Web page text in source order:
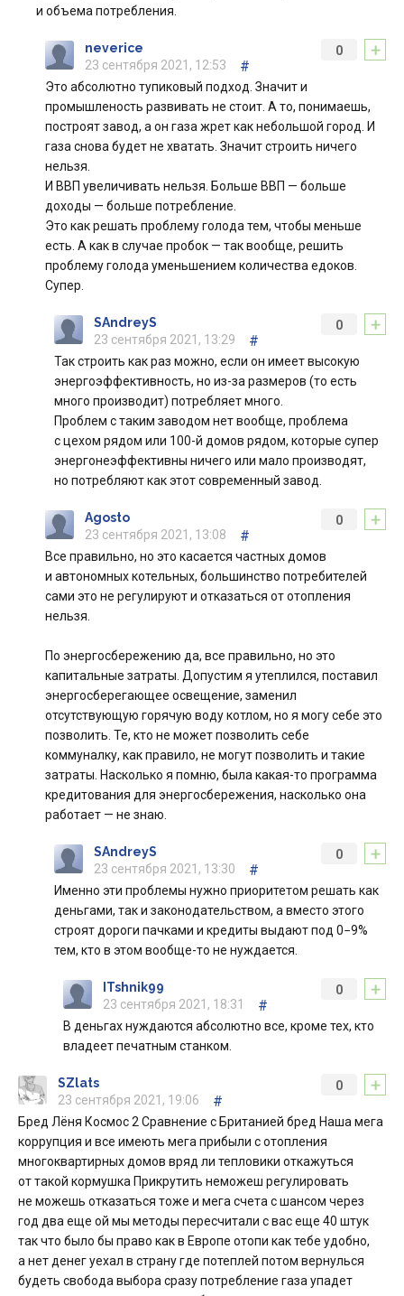
и объема потребления.
+
0
neverice
23 сентября 2021, 12:53
#
Это абсолютно тупиковый подход. Значит и
промышленость развивать не стоит. А то, понимаешь,
построят завод, а он газа жрет как небольшой город. И
газа снова будет не хватать. Значит строить ничего
нельзя.
И ВВП увеличивать нельзя. Больше ВВП — больше
доходы — больше потребление.
Это как решать проблему голода тем, чтобы меньше
есть. А как в случае пробок — так вообще, решить
проблему голода уменьшением количества едоков.
Супер.
+
0
SAndreyS
23 сентября 2021, 13:29
#
Так строить как раз можно, если он имеет высокую
энергоэффективность, но из-за размеров (то есть
много производит) потребляет много.
Проблем с таким заводом нет вообще, проблема
с цехом рядом или 100-й домов рядом, которые супер
энергонеэффективны ничего или мало производят,
но потребляют как этот современный завод.
+
0
Agosto
23 сентября 2021, 13:08
#
Все правильно, но это касается частных домов
и автономных котельных, большинство потребителей
сами это не регулируют и отказаться от отопления
нельзя.
По энергосбережению да, все правильно, но это
капитальные затраты. Допустим я утеплился, поставил
энергосберегающее освещение, заменил
отсутствующую горячую воду котлом, но я могу себе это
позволить. Те, кто не может позволить себе
коммуналку, как правило, не могут позволить и такие
затраты. Насколько я помню, была какая-то программа
кредитования для энергосбережения, насколько она
работает — не знаю.
+
0
SAndreyS
23 сентября 2021, 13:30
#
Именно эти проблемы нужно приоритетом решать как
деньгами, так и законодательством, а вместо этого
строят дороги пачками и кредиты выдают под 0−9%
тем, кто в этом вообще-то не нуждается.
+
0
ITshnik99
23 сентября 2021, 18:31
#
В деньгах нуждаются абсолютно все, кроме тех, кто
владеет печатным станком.
+
0
SZlats
23 сентября 2021, 19:06
#
Бред Лёня Космос 2 Сравнение с Британией бред Наша мега
коррупция и все имеють мега прибыли с отопления
многоквартирных домов вряд ли тепловики откажуться
от такой кормушка Прикрутить неможеш регулировать
не можешь отказаться тоже и мега счета с шансом через
год два еще ой мы методы пересчитали с вас еще 40 штук
так что было бы право как в Европе отопи как тебе удобно,
а нет денег уехал в страну где потеплей потом вернулься
будеть свобода выбора сразу потребление газа упадет